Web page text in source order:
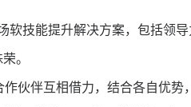
技能提升解决方案，包括领导
。
伙伴互相借力，结合各自优势